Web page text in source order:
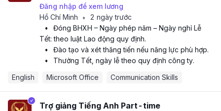
Đăng nhập để xem lương
Hồ Chí Minh
•
2 ngày trước
•
Đóng BHXH – Ngày phép năm – Ngày nghỉ Lễ
Tết: theo luật Lao động quy định.
•
Đào tạo và xét thăng tiến nếu năng lực phù hợp.
•
Thưởng Tết, ngày lễ theo quy định công ty.
English
Microsoft Office Communication Skills
Trợ giảng Tiếng Anh Part-time